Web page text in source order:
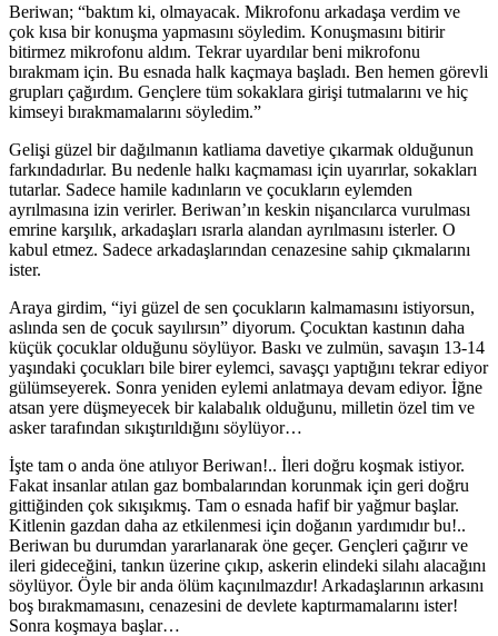
Beriwan; “baktım ki, olmayacak. Mikrofonu arkadaşa verdim ve
çok kısa bir konuşma yapmasını söyledim. Konuşmasını bitirir
bitirmez mikrofonu aldım. Tekrar uyardılar beni mikrofonu
bırakmam için. Bu esnada halk kaçmaya başladı. Ben hemen görevli
grupları çağırdım. Gençlere tüm sokaklara girişi tutmalarını ve hiç
kimseyi bırakmamalarını söyledim.”
Gelişi güzel bir dağılmanın katliama davetiye çıkarmak olduğunun
farkındadırlar. Bu nedenle halkı kaçmaması için uyarırlar, sokakları
tutarlar. Sadece hamile kadınların ve çocukların eylemden
ayrılmasına izin verirler. Beriwan’ın keskin nişancılarca vurulması
emrine karşılık, arkadaşları ısrarla alandan ayrılmasını isterler. O
kabul etmez. Sadece arkadaşlarından cenazesine sahip çıkmalarını
ister.
Araya girdim, “iyi güzel de sen çocukların kalmamasını istiyorsun,
aslında sen de çocuk sayılırsın” diyorum. Çocuktan kastının daha
küçük çocuklar olduğunu söylüyor. Baskı ve zulmün, savaşın 13-14
yaşındaki çocukları bile birer eylemci, savaşçı yaptığını tekrar ediyor
gülümseyerek. Sonra yeniden eylemi anlatmaya devam ediyor. İğne
atsan yere düşmeyecek bir kalabalık olduğunu, milletin özel tim ve
asker tarafından sıkıştırıldığını söylüyor…
İşte tam o anda öne atılıyor Beriwan!.. İleri doğru koşmak istiyor.
Fakat insanlar atılan gaz bombalarından korunmak için geri doğru
gittiğinden çok sıkışıkmış. Tam o esnada hafif bir yağmur başlar.
Kitlenin gazdan daha az etkilenmesi için doğanın yardımıdır bu!..
Beriwan bu durumdan yararlanarak öne geçer. Gençleri çağırır ve
ileri gideceğini, tankın üzerine çıkıp, askerin elindeki silahı alacağını
söylüyor. Öyle bir anda ölüm kaçınılmazdır! Arkadaşlarının arkasını
boş bırakmamasını, cenazesini de devlete kaptırmamalarını ister!
Sonra koşmaya başlar…